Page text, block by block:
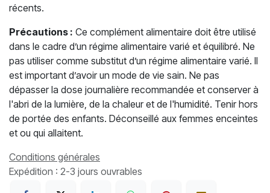
récents.
Précautions : Ce complément alimentaire doit être utilisé
dans le cadre d’un régime alimentaire varié et équilibré. Ne
pas utiliser comme substitut d’un régime alimentaire varié. Il
est important d’avoir un mode de vie sain. Ne pas
dépasser la dose journalière recommandée et conserver à
l'abri de la lumière, de la chaleur et de l'humidité. Tenir hors
de portée des enfants. Déconseillé aux femmes enceintes
et ou qui allaitent.
Conditions générales
Expédition : 2-3 jours ouvrables